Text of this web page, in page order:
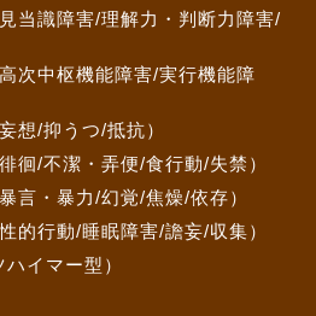
当識障害/理解力・判断力障害/
次中枢機能障害/実行機能障
想/抑うつ/抵抗）
徊/不潔・弄便/食行動/失禁）
言・暴力/幻覚/焦燥/依存）
的行動/睡眠障害/譫妄/収集）
イマー型）